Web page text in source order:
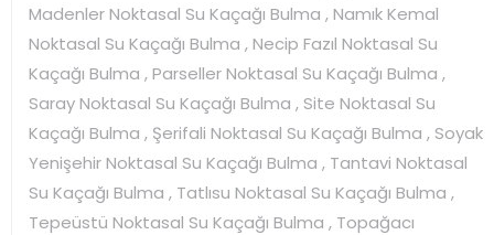
Madenler Noktasal Su Kaçağı Bulma , Namık Kemal
Noktasal Su Kaçağı Bulma , Necip Fazıl Noktasal Su
Kaçağı Bulma , Parseller Noktasal Su Kaçağı Bulma ,
Saray Noktasal Su Kaçağı Bulma , Site Noktasal Su
Kaçağı Bulma , Şerifali Noktasal Su Kaçağı Bulma , Soyak
Yenişehir Noktasal Su Kaçağı Bulma , Tantavi Noktasal
Su Kaçağı Bulma , Tatlısu Noktasal Su Kaçağı Bulma ,
Tepeüstü Noktasal Su Kaçağı Bulma , Topağacı